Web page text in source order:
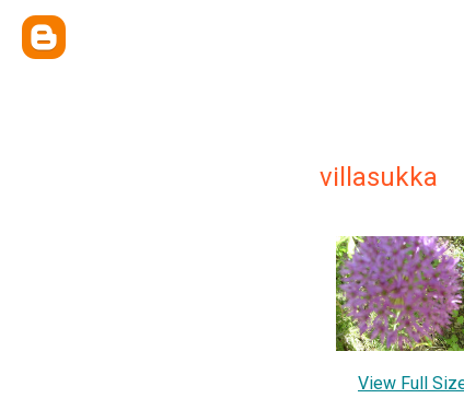
villasukka
View Full